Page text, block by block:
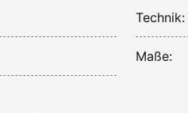
Technik:
Maße: